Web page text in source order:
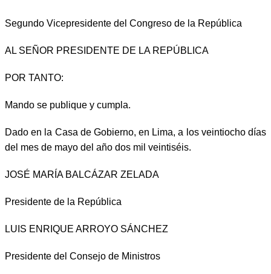
Segundo Vicepresidente del Congreso de la República
AL SEÑOR PRESIDENTE DE LA REPÚBLICA
POR TANTO:
Mando se publique y cumpla.
Dado en la Casa de Gobierno, en Lima, a los veintiocho días
del mes de mayo del año dos mil veintiséis.
JOSÉ MARÍA BALCÁZAR ZELADA
Presidente de la República
LUIS ENRIQUE ARROYO SÁNCHEZ
Presidente del Consejo de Ministros